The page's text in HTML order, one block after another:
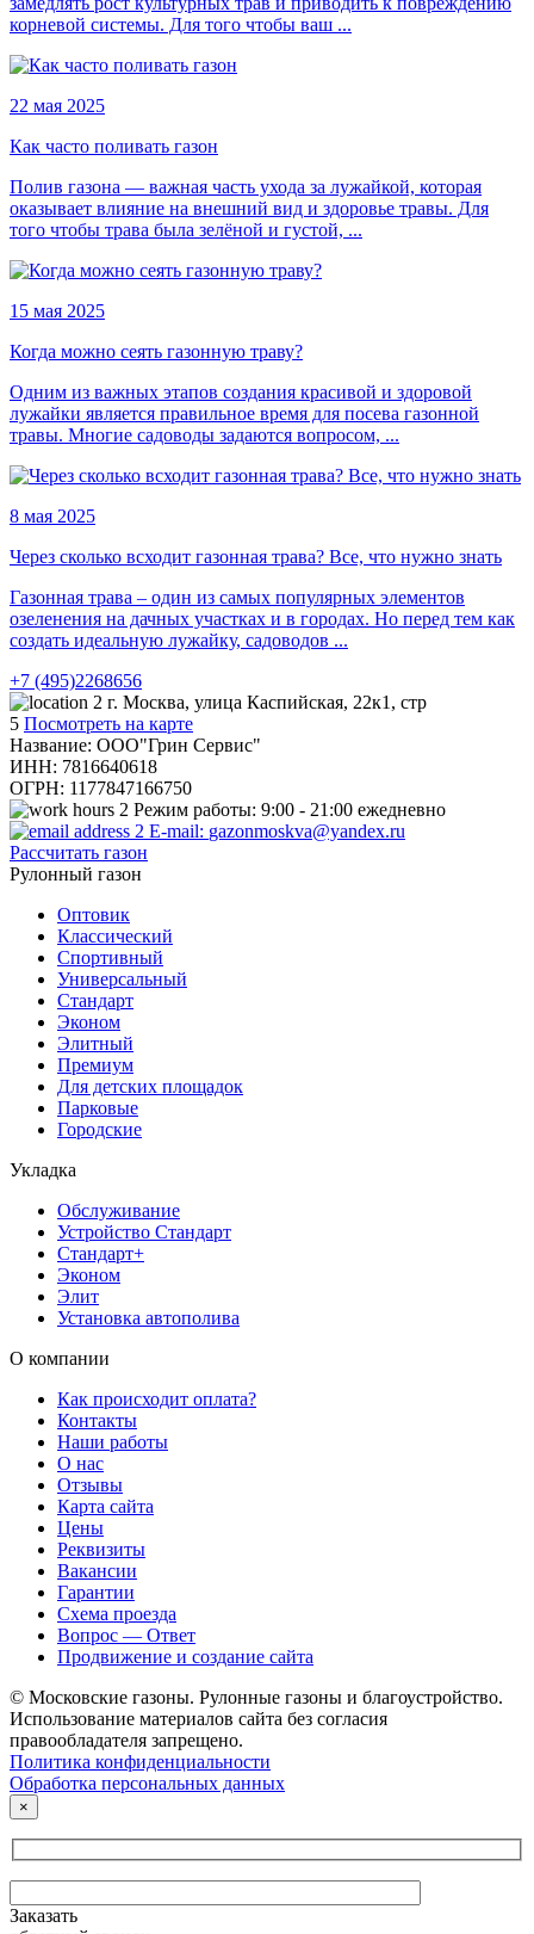
корневой системы. Для того чтобы ваш ...
22 мая 2025
Как часто поливать газон
Полив газона — важная часть ухода за лужайкой, которая
оказывает влияние на внешний вид и здоровье травы. Для
того чтобы трава была зелёной и густой, ...
15 мая 2025
Когда можно сеять газонную траву?
Одним из важных этапов создания красивой и здоровой
лужайки является правильное время для посева газонной
травы. Многие садоводы задаются вопросом, ...
8 мая 2025
Через сколько всходит газонная трава? Все, что нужно знать
Газонная трава – один из самых популярных элементов
озеленения на дачных участках и в городах. Но перед тем как
создать идеальную лужайку, садоводов ...
+7 (495)2268656
г. Москва, улица Каспийская, 22к1, стр
5 Посмотреть на карте
Название: ООО"Грин Сервис"
ИНН: 7816640618
ОГРН: 1177847166750
Режим работы: 9:00 - 21:00 ежедневно
E-mail: gazonmoskva@yandex.ru
Рассчитать газон
Рулонный газон
Оптовик
Классический
Спортивный
Универсальный
Стандарт
Эконом
Элитный
Премиум
Для детских площадок
Парковые
Городские
Укладка
Обслуживание
Устройство Стандарт
Стандарт+
Эконом
Элит
Установка автополива
О компании
Как происходит оплата?
Контакты
Наши работы
О нас
Отзывы
Карта сайта
Цены
Реквизиты
Вакансии
Гарантии
Схема проезда
Вопрос — Ответ
Продвижение и создание сайта
© Московские газоны. Рулонные газоны и благоустройство.
Использование материалов сайта без согласия
правообладателя запрещено.
Политика конфиденциальности
Обработка персональных данных
×
Заказать